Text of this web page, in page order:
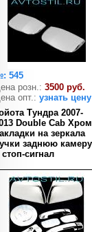
545
розн.: 3500 руб.
опт.: узнать цену
Тундра 2007-
Double Cab Хром
на зеркала
заднюю камеру
стоп-сигнал